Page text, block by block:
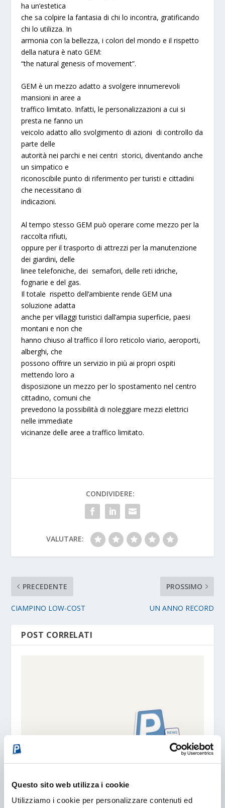
Questo sito web utilizza i cookie
Utilizziamo i cookie per personalizzare contenuti ed
ha un’estetica
che sa colpire la fantasia di chi lo incontra, gratificando
chi lo utilizza. In
armonia con la bellezza, i colori del mondo e il rispetto
della natura è natoGEM:
“the natural genesis of movement”.
GEM è un mezzo adatto a svolgere innumerevoli
mansioni in aree a
traffico limitato. Infatti, le personalizzazioni a cui si
presta ne fanno un
veicolo adatto allo svolgimento di azioni di controllo da
parte delle
autorità nei parchi e nei centri storici, diventando anche
un simpatico e
riconoscibile punto di riferimento per turisti e cittadini
che necessitano di
indicazioni.
Al tempo stessoGEM può operare come mezzo per la
raccolta rifiuti,
oppure per il trasporto di attrezzi per la manutenzione
dei giardini, delle
linee telefoniche, dei semafori, delle reti idriche,
fognarie e del gas.
Il totale rispetto dell’ambiente rendeGEM una
soluzione adatta
anche per villaggi turistici dall’ampia superficie, paesi
montani e non che
hanno chiuso al traffico il loro reticolo viario, aeroporti,
alberghi, che
possono offrire un servizio in più ai propri ospiti
mettendo loro a
disposizione un mezzo per lo spostamento nel centro
cittadino, comuni che
prevedono la possibilità di noleggiare mezzi elettrici
nelle immediate
vicinanze delle aree a traffico limitato.
CONDIVIDERE:
VALUTARE:
PRECEDENTE
CIAMPINO LOW-COST
PROSSIMO
UN ANNO RECORD
POST CORRELATI